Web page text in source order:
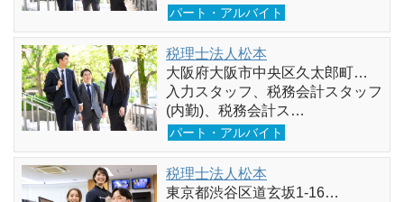
パート・アルバイト
税理士法人松本
大阪府大阪市中央区久太郎町…
入力スタッフ、税務会計スタッフ
(内勤)、税務会計ス…
パート・アルバイト
税理士法人松本
東京都渋谷区道玄坂1-16…